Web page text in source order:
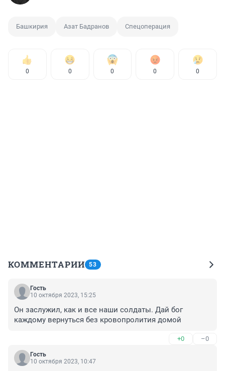
Башкирия Азат Бадранов Спецоперация
0 0 0 0 0
КОММЕНТАРИИ 53
Гость
10 октября 2023, 15:25
Он заслужил, как и все наши солдаты. Дай бог
каждому вернуться без кровопролития домой
+0 –0
Гость
10 октября 2023, 10:47